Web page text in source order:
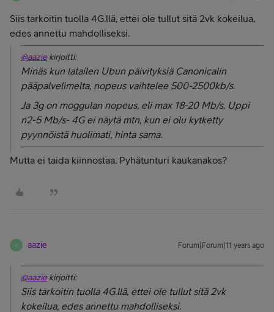
Siis tarkoitin tuolla 4G.llä, ettei ole tullut sitä 2vk kokeilua,
edes annettu mahdolliseksi.
@aazie kirjoitti:
Minäs kun latailen Ubun päivityksiä Canonicalin
pääpalvelimelta, nopeus vaihtelee 500-2500kb/s.
Ja 3g on moggulan nopeus, eli max 18-20 Mb/s. Uppi
n2-5 Mb/s- 4G ei näytä mtn, kun ei olu kytketty
pyynnöistä huolimati, hinta sama.
Mutta ei taida kiinnostaa, Pyhätunturi kaukanakos?
A aazie Forum|Forum|11 years ago
@aazie kirjoitti:
Siis tarkoitin tuolla 4G.llä, ettei ole tullut sitä 2vk
kokeilua, edes annettu mahdolliseksi.